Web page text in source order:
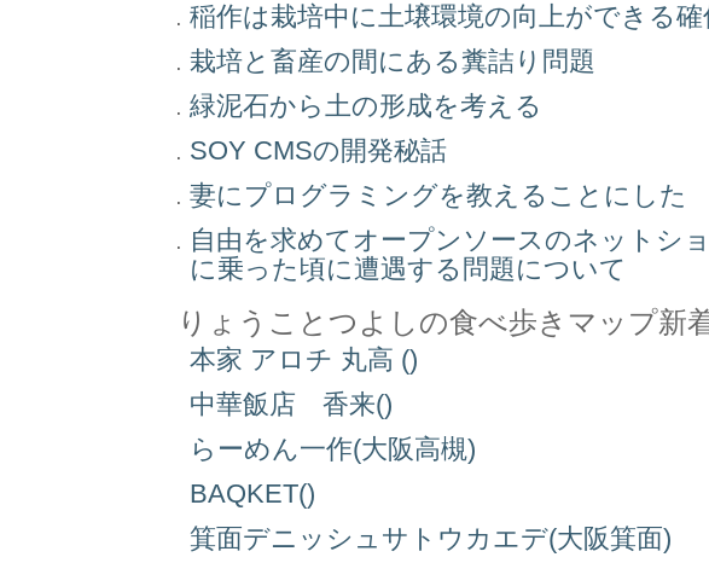
稲作は栽培中に土壌環境の向上ができる確
栽培と畜産の間にある糞詰り問題
緑泥石から土の形成を考える
SOY CMSの開発秘話
妻にプログラミングを教えることにした
自由を求めてオープンソースのネットシ
に乗った頃に遭遇する問題について
りょうことつよしの食べ歩きマップ新
本家 アロチ 丸高 ()
中華飯店 香来()
らーめん一作(大阪高槻)
BAQKET()
箕面デニッシュサトウカエデ(大阪箕面)